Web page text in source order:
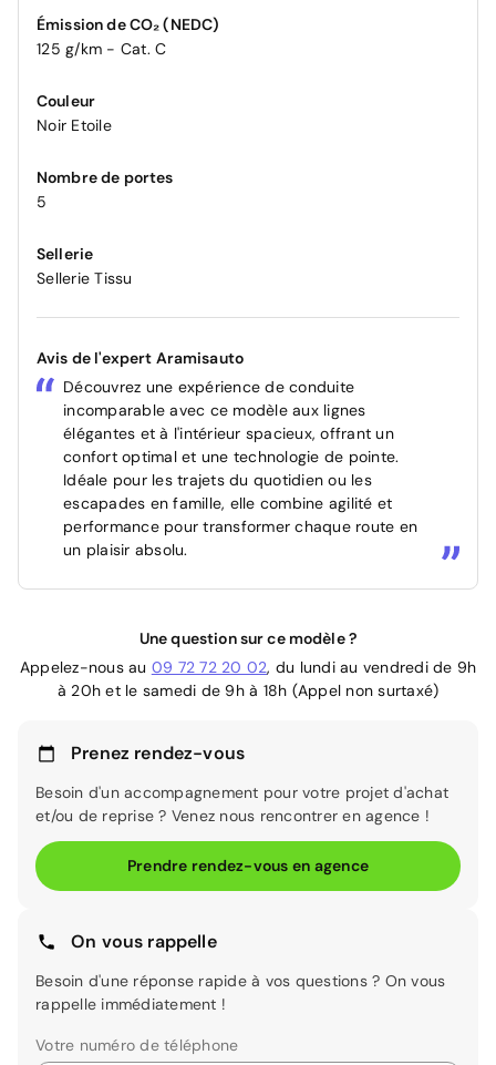
Émission de CO₂ (NEDC)
125 g/km - Cat. C
Couleur
Noir Etoile
Nombre de portes
5
Sellerie
Sellerie Tissu
Avis de l'expert Aramisauto
Découvrez une expérience de conduite
incomparable avec ce modèle aux lignes
élégantes et à l'intérieur spacieux, offrant un
confort optimal et une technologie de pointe.
Idéale pour les trajets du quotidien ou les
escapades en famille, elle combine agilité et
performance pour transformer chaque route en
un plaisir absolu.
Une question sur ce modèle ?
Appelez-nous au 09 72 72 20 02, du lundi au vendredi de 9h
à 20h et le samedi de 9h à 18h (Appel non surtaxé)
Prenez rendez-vous
Besoin d'un accompagnement pour votre projet d'achat
et/ou de reprise ? Venez nous rencontrer en agence !
Prendre rendez-vous en agence
On vous rappelle
Besoin d'une réponse rapide à vos questions ? On vous
rappelle immédiatement !
Votre numéro de téléphone